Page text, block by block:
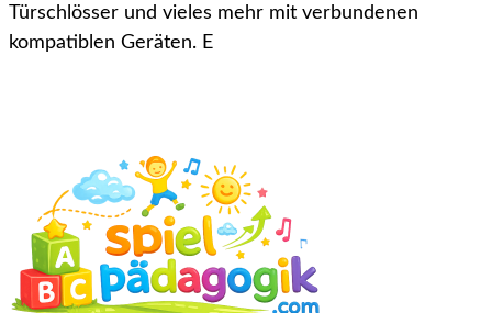
Türschlösser und vieles mehr mit verbundenen
kompatiblen Geräten. E